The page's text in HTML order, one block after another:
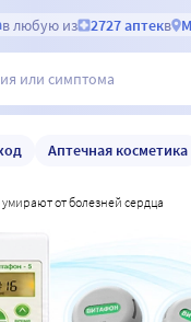
в любую из 2727 аптекв
Аптечная косметика
от болезней сердца